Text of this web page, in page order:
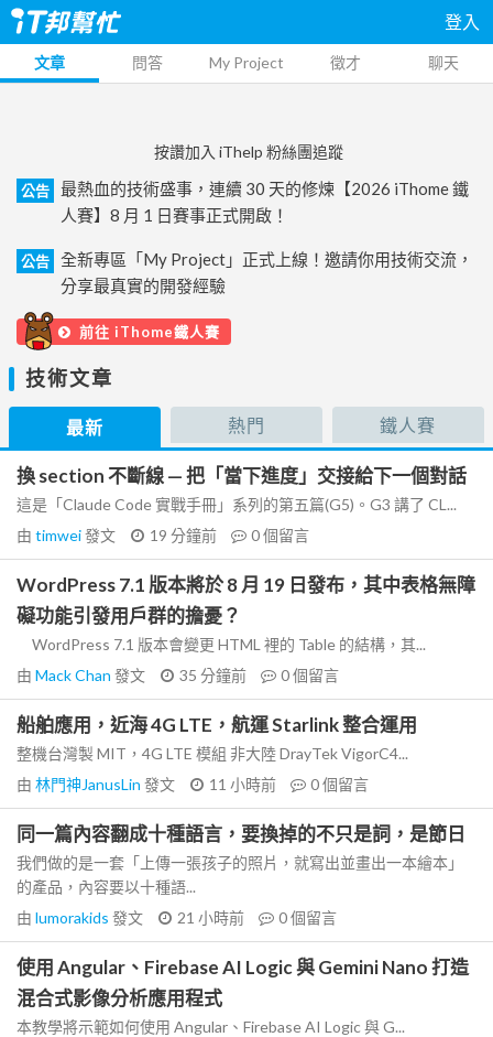
登入
文章 問答 My Project 徵才 聊天
按讚加入 iThelp 粉絲團追蹤
公告
最熱血的技術盛事，連續 30 天的修煉【2026 iThome 鐵
人賽】8 月 1 日賽事正式開啟！
公告
全新專區「My Project」正式上線！邀請你用技術交流，
分享最真實的開發經驗
前往 iThome鐵人賽
技術文章
最新 熱門 鐵人賽
換 section 不斷線 — 把「當下進度」交接給下一個對話
這是「Claude Code 實戰手冊」系列的第五篇(G5)。G3 講了 CL...
由 timwei發文 19 分鐘前 0個留言
WordPress 7.1 版本將於 8 月 19 日發布，其中表格無障
礙功能引發用戶群的擔憂？
WordPress 7.1 版本會變更 HTML 裡的 Table 的結構，其...
由 Mack Chan 發文 35 分鐘前 0個留言
船舶應用，近海 4G LTE，航運 Starlink 整合運用
整機台灣製 MIT，4G LTE 模組 非大陸 DrayTek VigorC4...
由 林門神JanusLin 發文 11 小時前 0個留言
同一篇內容翻成十種語言，要換掉的不只是詞，是節日
我們做的是一套「上傳一張孩子的照片，就寫出並畫出一本繪本」
的產品，內容要以十種語...
由 lumorakids 發文 21 小時前 0個留言
使用 Angular、Firebase AI Logic 與 Gemini Nano 打造
混合式影像分析應用程式
本教學將示範如何使用 Angular、Firebase AI Logic 與 G...